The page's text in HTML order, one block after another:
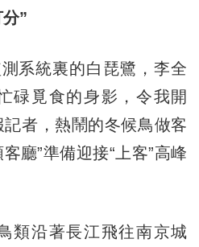
”
統裏的白琵鷺，李全
碌覓食的身影，令我開
者，熱鬧的冬候鳥做客
廳”準備迎接“上客”高峰
沿著長江飛往南京城